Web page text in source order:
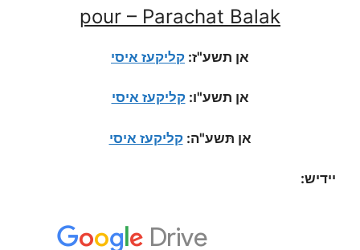
pour – Parachat Balak
אן תשע"ז: קליקעז איסי
אן תשע"ו:קליקעז איסי
אן תּשע"ה:קליקעז איסי
יידיש: